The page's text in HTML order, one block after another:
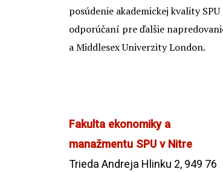
posúdenie akademickej kvality
odporúčaní pre ďalšie
a Middlesex Univerzity London.
Fakulta ekonomiky a
manažmentu SPU v Nitre
Trieda Andreja Hlinku 2, 949 76